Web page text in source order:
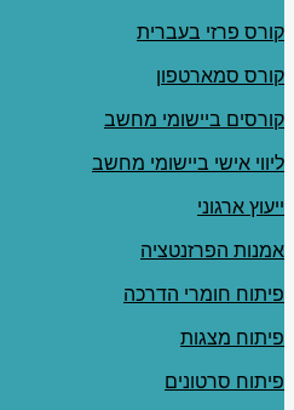
קורס פרזי בעברית
קורס סמארטפון
קורסים ביישומי מחשב
ליווי אישי ביישומי מחשב
ייעוץ ארגוני
אמנות הפרזנטציה
פיתוח חומרי הדרכה
פיתוח מצגות
פיתוח סרטונים